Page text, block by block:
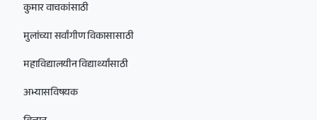
कुमार वाचकांसाठी
मुलांच्या सर्वांगीण विकासासाठी
महाविद्यालयीन विद्यार्थ्यांसाठी
अभ्यासविषयक